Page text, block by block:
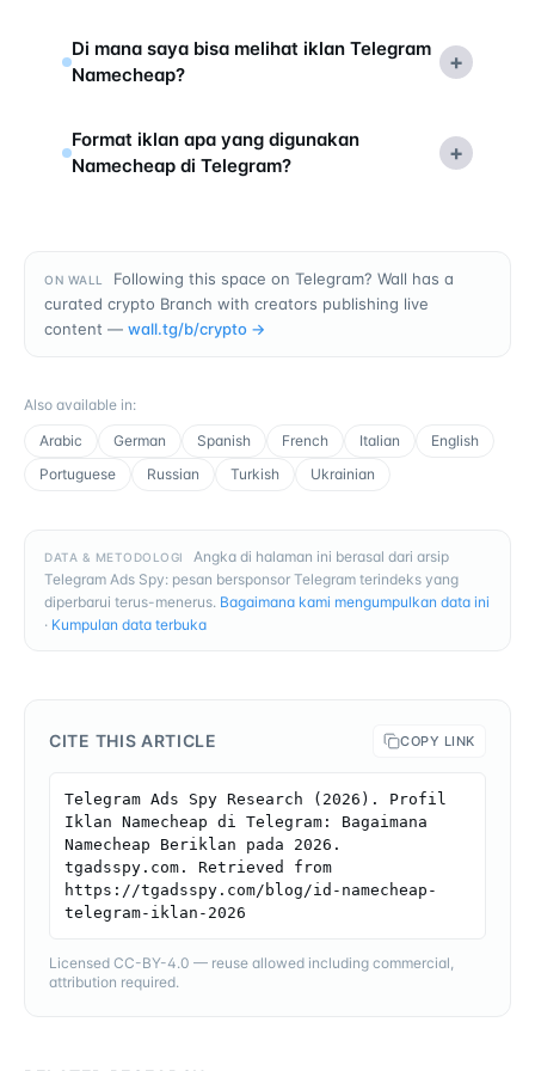
Di mana saya bisa melihat iklan Telegram
Namecheap?
+
Format iklan apa yang digunakan
Namecheap di Telegram?
+
ON WALL
Following this space on Telegram? Wall has a
curated crypto Branch with creators publishing live
content — wall.tg/b/crypto →
Also available in:
Arabic
German Spanish French Italian
English
Portuguese
Russian Turkish Ukrainian
DATA & METODOLOGI
Angka di halaman ini berasal dari arsip
Telegram Ads Spy: pesan bersponsor Telegram terindeks yang
diperbarui terus-menerus. Bagaimana kami mengumpulkan data ini
· Kumpulan data terbuka
CITE THIS ARTICLE COPY LINK
Telegram Ads Spy Research (2026). Profil
Iklan Namecheap di Telegram: Bagaimana
Namecheap Beriklan pada 2026.
tgadsspy.com. Retrieved from
https://tgadsspy.com/blog/id-namecheap-
telegram-iklan-2026
Licensed CC-BY-4.0 — reuse allowed including commercial,
attribution required.